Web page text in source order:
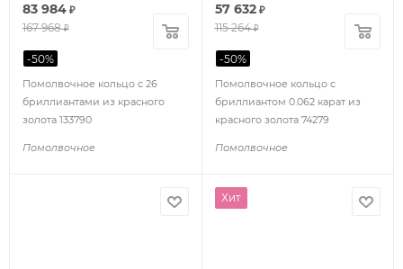
Помолвочное кольцо с 26
бриллиантами из красного
золота 133790
Помолвочное
83 984 ₽
167 968₽
-50%
Помолвочное кольцо с
бриллиантом 0.062 карат из
красного золота 74279
Помолвочное
57 632₽
115 264₽
-50%
Хит